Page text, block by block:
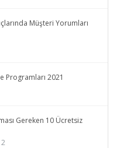
Müşteri Yorumları
Programları 2021
Gereken 10 Ücretsiz